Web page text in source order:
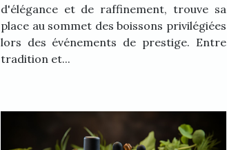
d'élégance et de raffinement, trouve sa
place au sommet des boissons privilégiées
lors des événements de prestige. Entre
tradition et...